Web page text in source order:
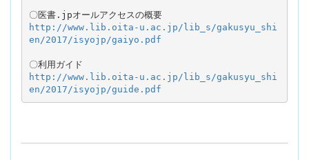
〇医書.jpオールアクセスの概要
http://www.lib.oita-u.ac.jp/lib_s/gakusyu_shi
en/2017/isyojp/gaiyo.pdf
〇利用ガイド
http://www.lib.oita-u.ac.jp/lib_s/gakusyu_shi
en/2017/isyojp/guide.pdf